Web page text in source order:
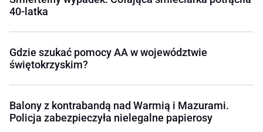
40-latka
Gdzie szukać pomocy AA w województwie
świętokrzyskim?
Balony z kontrabandą nad Warmią i Mazurami.
Policja zabezpieczyła nielegalne papierosy